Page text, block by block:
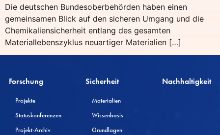
Die deutschen Bundesoberbehörden haben einen
gemeinsamen Blick auf den sicheren Umgang und die
Chemikaliensicherheit entlang des gesamten
Materiallebenszyklus neuartiger Materialien […]
Forschung
Projekte
Statuskonferenzen
Projekt-Archiv
Sicherheit
Materialien
Wissenbasis
Grundlagen
Nachhaltigkeit